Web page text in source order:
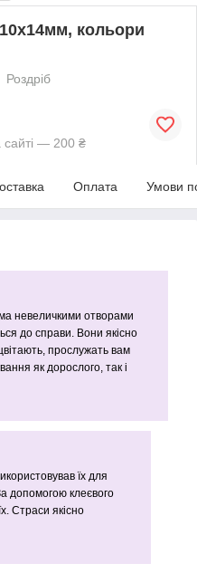
кольори
Роздріб
сайті — 200 ₴
Оплата Умови
невеличкими отворами
до справи. Вони якісно
прослужать вам
як дорослого, так і
їх для
допомогою клеєвого
Страси якісно